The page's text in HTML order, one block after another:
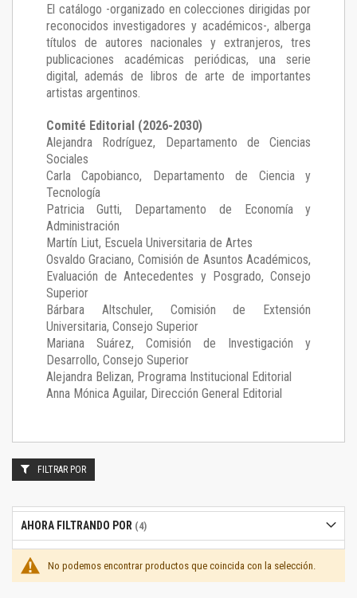
El catálogo -organizado en colecciones dirigidas por
reconocidos investigadores y académicos-, alberga
títulos de autores nacionales y extranjeros, tres
publicaciones académicas periódicas, una serie
digital, además de libros de arte de importantes
artistas argentinos.
Comité Editorial (2026-2030)
Alejandra Rodríguez, Departamento de Ciencias
Sociales
Carla Capobianco, Departamento de Ciencia y
Tecnología
Patricia Gutti, Departamento de Economía y
Administración
Martín Liut, Escuela Universitaria de Artes
Osvaldo Graciano, Comisión de Asuntos Académicos,
Evaluación de Antecedentes y Posgrado, Consejo
Superior
Bárbara Altschuler, Comisión de Extensión
Universitaria, Consejo Superior
Mariana Suárez, Comisión de Investigación y
Desarrollo, Consejo Superior
Alejandra Belizan, Programa Institucional Editorial
Anna Mónica Aguilar, Dirección General Editorial
No podemos encontrar productos que coincida con la selección.
FILTRAR POR
AHORA FILTRANDO POR